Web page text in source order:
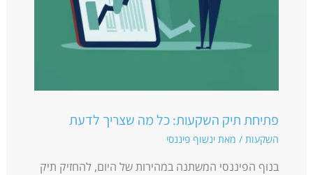
פתיחת תיק השקעות: כל מה שצריך לדעת
השקעות / מאת ינשוף פיננסי
בנוף הפיננסי המשתנה במהירות של היום, להחזיק תיק